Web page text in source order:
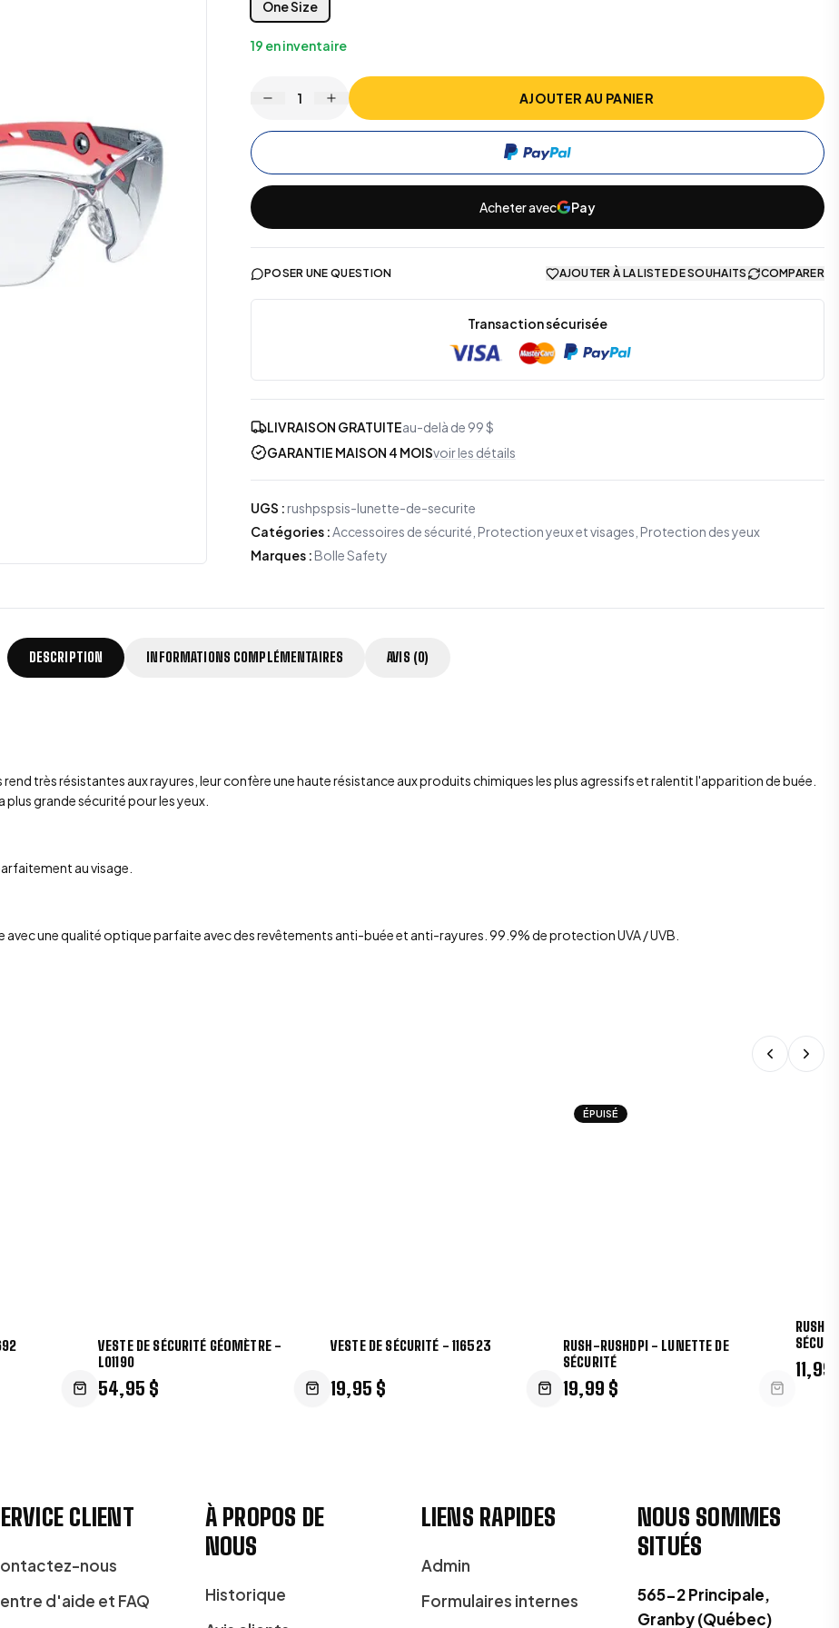
One Size
19 en inventaire
1 AJOUTER AU PANIER
Acheter avec Pay
POSER UNE QUESTION AJOUTER À LA LISTE DE SOUHAITS COMPARER
Transaction sécurisée
LIVRAISON GRATUITEau-delà de 99 $
GARANTIE MAISON 4 MOISvoir les détails
UGS : rushpspsis-lunette-de-securite
Catégories :Accessoires de sécurité Protection yeux et visages Protection des yeux
Marques : Bolle Safety
DESCRIPTION INFORMATIONS COMPLÉMENTAIRES AVIS (0)
très résistantes aux rayures, leur confère une haute résistance aux produits chimiques les plus agressifs et ralentit l'apparition de buée.
grande sécurité pour les yeux.
au visage.
une qualité optique parfaite avec des revêtements anti-buée et anti-rayures. 99.9% de protection UVA / UVB.
VESTE DE SÉCURITÉ GÉOMÈTRE -
L01190
54,95 $
VESTE DE SÉCURITÉ - 116523
19,95 $
ÉPUISÉ
RUSH-RUSHDPI - LUNETTE DE
SÉCURITÉ
19,99 $
RUSH-
11,99
CLIENT
nous
d'aide et FAQ
À PROPOS DE
NOUS
Historique
LIENS RAPIDES
Admin
Formulaires internes
NOUS SOMMES
SITUÉS
565-2 Principale,
Granby (Québec)